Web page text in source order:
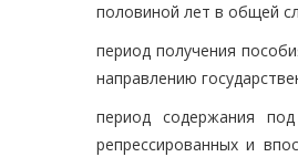
половиной лет в общей
период получения
направлению
период содержания
репрессированных и